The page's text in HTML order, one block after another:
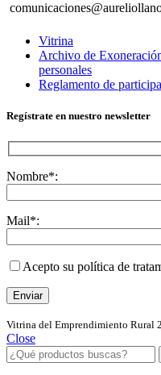
Vitrina
Archivo de
personales
Reglamento de
Regístrate en nuestro newsletter
Nombre*:
Mail*:
Acepto su política de
Vitrina del Emprendimiento Rural
Close